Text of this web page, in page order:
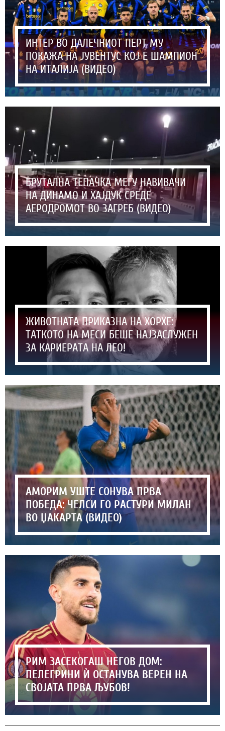
ИНТЕР ВО ДАЛЕЧНИОТ ПЕРТ МУ
ПОКАЖА НА ЈУВЕНТУС КОЈ Е ШАМПИОН
НА ИТАЛИЈА (ВИДЕО)
БРУТАЛНА ТЕПАЧКА МЕЃУ НАВИВАЧИ
НА ДИНАМО И ХАЈДУК СРЕДЕ
АЕРОДРОМОТ ВО ЗАГРЕБ (ВИДЕО)
ЖИВОТНАТА ПРИКАЗНА НА ХОРХЕ:
ТАТКОТО НА МЕСИ БЕШЕ НАЈЗАСЛУЖЕН
ЗА КАРИЕРАТА НА ЛЕО!
АМОРИМ УШТЕ СОНУВА ПРВА
ПОБЕДА: ЧЕЛСИ ГО РАСТУРИ МИЛАН
ВО ЏАКАРТА (ВИДЕО)
РИМ ЗАСЕКОГАШ НЕГОВ ДОМ:
ПЕЛЕГРИНИ Ѝ ОСТАНУВА ВЕРЕН НА
СВОЈАТА ПРВА ЉУБОВ!